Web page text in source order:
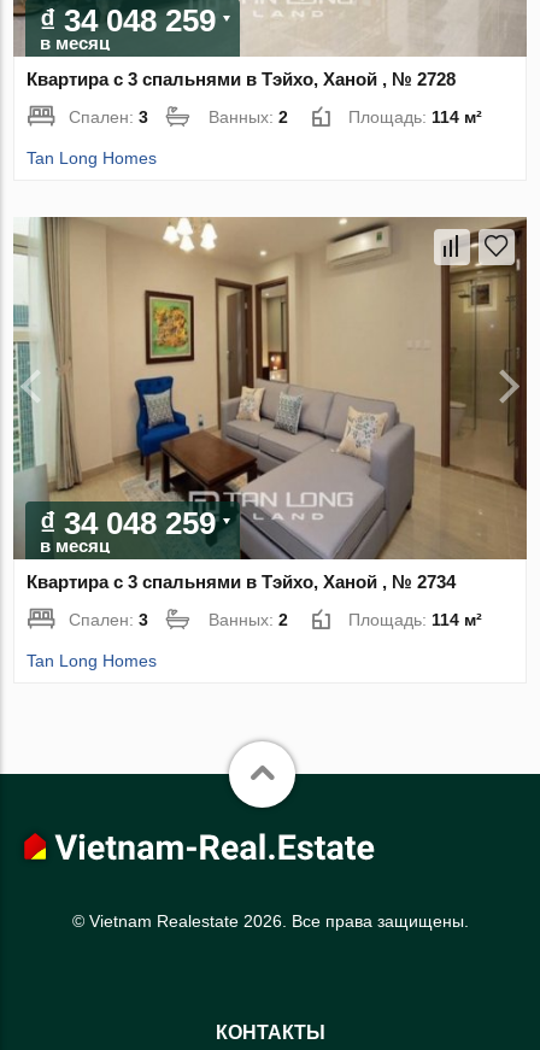
₫ 34 048 259
в месяц
Квартира с 3 спальнями в Тэйхо, Ханой , № 2728
Спален:3 Ванных:2 Площадь: 114 м²
Tan Long Homes
₫ 34 048 259
в месяц
Квартира с 3 спальнями в Тэйхо, Ханой , № 2734
Спален:3 Ванных:2 Площадь: 114 м²
Tan Long Homes
© Vietnam Realestate 2026. Все права защищены.
КОНТАКТЫ